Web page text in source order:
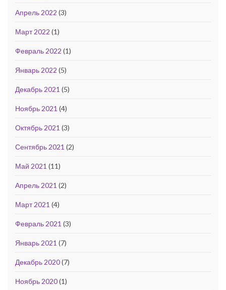
Апрель 2022 (3)
Март 2022 (1)
Февраль 2022 (1)
Январь 2022 (5)
Декабрь 2021 (5)
Ноябрь 2021 (4)
Октябрь 2021 (3)
Сентябрь 2021 (2)
Май 2021 (11)
Апрель 2021 (2)
Март 2021 (4)
Февраль 2021 (3)
Январь 2021 (7)
Декабрь 2020(7)
Ноябрь 2020(1)